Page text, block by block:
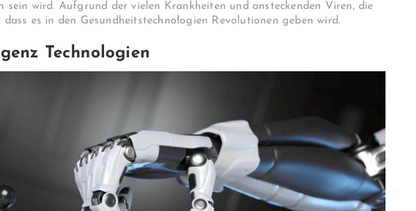
sein wird. Aufgrund der vielen Krankheiten und ansteckenden Viren, die
es in den Gesundheitstechnologien Revolutionen geben wird.
Technologien